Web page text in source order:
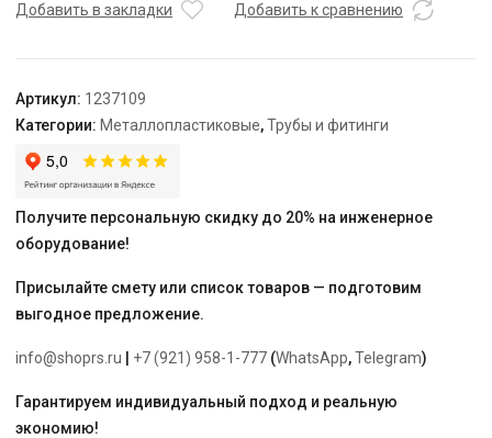
MLC
20-
40
Добавить в закладки Добавить к сравнению
Артикул: 1237109
Категории: Металлопластиковые,Трубы и фитинги
Получите персональную скидку до 20% на инженерное
оборудование!
Присылайте смету или список товаров — подготовим
выгодное предложение.
info@shoprs.ru +7 (921) 958-1-777 (WhatsApp,Telegram)
Гарантируем индивидуальный подход и реальную
экономию!